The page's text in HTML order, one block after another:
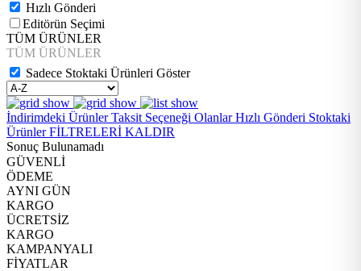
Hızlı Gönderi
Editörün Seçimi
TÜM ÜRÜNLER
TÜM ÜRÜNLER
Sadece Stoktaki Ürünleri Göster
İndirimdeki ÜrünlerTaksit Seçeneği OlanlarHızlı Gönderi Stoktaki
ÜrünlerFİLTRELERİ KALDIR
Sonuç Bulunamadı
GÜVENLİ
ÖDEME
AYNI GÜN
KARGO
ÜCRETSİZ
KARGO
KAMPANYALI
FİYATLAR